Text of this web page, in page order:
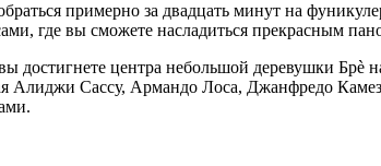
примерно за двадцать минут на
где вы сможете насладиться прекрасным
центра небольшой деревушки Брè
Алиджи Сассу, Армандо Лоса, Джанфредо